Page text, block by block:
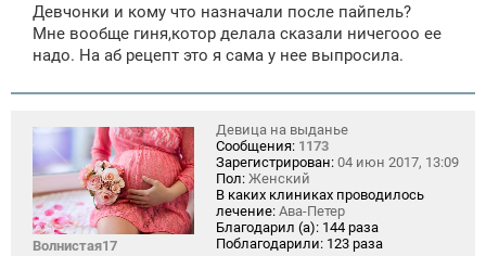
Девчонки и кому что назначали после пайпель?
Мне вообще гиня,котор делала сказали ничегооо ее
надо. На аб рецепт это я сама у нее выпросила.
Волнистая17
Девица на выданье
Сообщения: 1173
Зарегистрирован: 04 июн 2017, 13:09
Пол: Женский
В каких клиниках проводилось
лечение: Ава-Петер
Благодарил (а): 144 раза
Поблагодарили: 123 раза